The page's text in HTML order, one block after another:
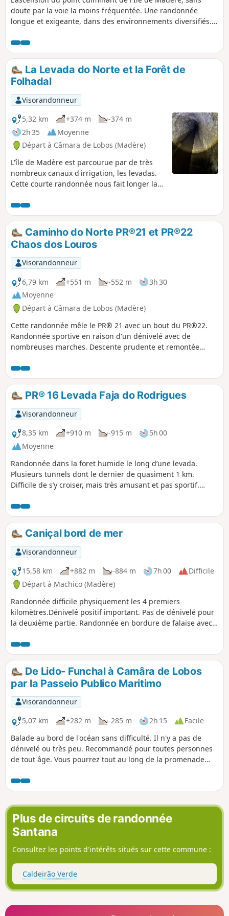
doute par la voie la moins fréquentée. Une randonnée
longue et exigeante, dans des environnements diversifiés.
un superbe panorama à 360°. N.B. Du fait du relief très
escarpé de Madère, le dénivelé affiché est très surestimé et,
en conséquence, le temps de parcours également. Compter
de l'ordre de 1200m de dénivelé dans les deux sens.
La Levada do Norte et la Forêt de
Folhadal
Visorandonneur
5,32 km
+374 m
-374 m
2h 35
Moyenne
Départ à Câmara de Lobos (Madère)
L'île de Madère est parcourue par de très
nombreux canaux d'irrigation, les levadas.
Cette courte randonnée nous fait longer la
de l'île, dans sa partie située en altitude. De
très beaux points de vue en cours de route
et la traversée d'une belle forêt aux
essences variées. N.B. Le dénivelé affiché est
sans doute surestimé car le parcours est
plutôt plat, toujours le long de la levada qui
suit à peu près une courbe de niveau.
Caminho do Norte PR®21 et PR®22
Chaos dos Louros
Visorandonneur
6,79 km
+551 m -552 m
3h 30
Moyenne
Départ à Câmara de Lobos (Madère)
Cette randonnée mêle le PR® 21 avec un bout du PR®22.
Randonnée sportive en raison d'un dénivelé avec de
nombreuses marches. Descente prudente et remontée
PR® 16 Levada Faja do Rodrigues
Visorandonneur
8,35 km
+910 m -915 m
5h 00
Moyenne
Randonnée dans la foret humide le long d’une levada.
Plusieurs tunnels dont le dernier de quasiment 1 km.
Difficile de s’y croiser, mais très amusant et pas sportif.
Prévoir des Kway, la fin est un peu moins intéressante,
même si il y a une très belle cascade. Il y a très peu
d’endroits pour pique-niquer.
Caniçal bord de mer
Visorandonneur
15,58 km
+882 m -884 m 7h 00
Difficile
Départ à Machico (Madère)
Randonnée difficile physiquement les 4 premiers
kilomètres.Dénivelé positif important. Pas de dénivelé pour
la deuxième partie. Randonnée en bordure de falaise avec
et balisé. Il y a quelques passages aériens mais ils sont
bien protégés par des mains courantes.
De Lido- Funchal à Camâra de Lobos
par la Passeio Publico Maritimo
Visorandonneur
5,07 km
+282 m -285 m 2h 15
Facile
Balade au bord de l'océan sans difficulté. Il n'y a pas de
dénivelé ou très peu. Recommandé pour toutes personnes
de tout âge. Vous pourrez tout au long de la promenade
paysage côté océan. Vous passerez dans un tunnel
aménagé éclairé long d'une cinquantaine de mètres.
Attention le tunnel est ouvert de 9h00 à 22h00. Il est
gratuit. Vous arriverez à Câmara de Lobos un charmant
village de pêcheurs. ( Nombreux restaurants et bars). Une
balade en famille !
Plus de circuits de randonnée
Santana
Consultez les points d'intérêts situés sur cette commune :
Caldeirão Verde